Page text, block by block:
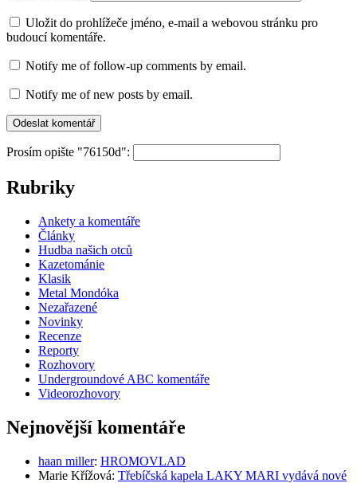
Uložit do prohlížeče jméno, e-mail a webovou stránku pro
budoucí komentáře.
Notify me of follow-up comments by email.
Notify me of new posts by email.
Prosím opište "76150d":
Rubriky
Ankety a komentáře
Články
Hudba našich otců
Kazetománie
Klasik
Metal Mondóka
Nezařazené
Novinky
Recenze
Reporty
Rozhovory
Undergroundové ABC komentáře
Videorozhovory
Nejnovější komentáře
haan miller: HROMOVLAD
Marie Křížová: Třebíčská kapela LAKY MARI vydává nové